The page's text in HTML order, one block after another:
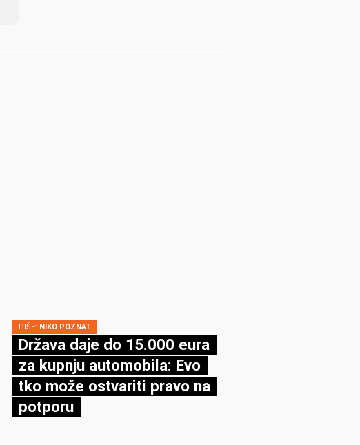
PIŠE: NIKO POZNAT
Država daje do 15.000 eura
za kupnju automobila: Evo
tko može ostvariti pravo na
potporu